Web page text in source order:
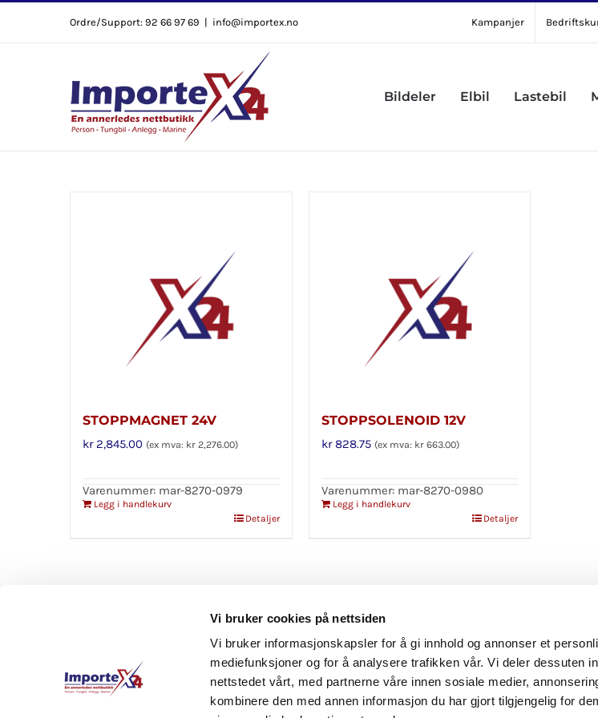
Vi bruker cookies på nettsiden
Vi bruker informasjonskapsler for å gi innhold og annonser et
mediefunksjoner og for å analysere trafikken vår. Vi deler dessuten
nettstedet vårt, med partnerne våre innen sosiale medier,
kombinere den med annen informasjon du har gjort tilgjengelig for
Ordre/Support: 92 66 97 69 | info@importex.no Kampanjer
Bildeler Elbil Lastebil
STOPPMAGNET 24V
kr2,845.00 (ex mva: kr 2,276.00)
Varenummer: mar-8270-0979
Legg i handlekurv
Detaljer
STOPPSOLENOID 12V
kr828.75 (ex mva: kr663.00)
Varenummer: mar-8270-0980
Legg i handlekurv
Detaljer
2026 Importex 24 l
Facebook